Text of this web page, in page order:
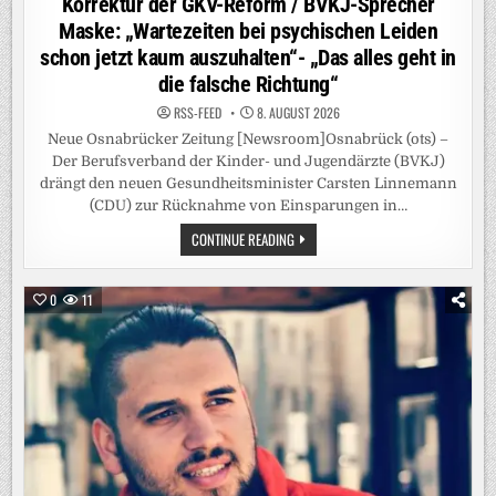
Maske: „Wartezeiten bei psychischen Leiden
schon jetzt kaum auszuhalten“- „Das alles geht in
die falsche Richtung“
RSS-FEED 8. AUGUST 2026
Neue Osnabrücker Zeitung [Newsroom]Osnabrück (ots) –
Der Berufsverband der Kinder- und Jugendärzte (BVKJ)
drängt den neuen Gesundheitsminister Carsten Linnemann
(CDU) zur Rücknahme von Einsparungen in…
CONTINUE READINGKINDERÄRZTE-
VERBAND
DRÄNGT
ZU
KORREKTUR
DER
GKV-
BVKJ-
SPRECHER
MASKE:
„WARTEZEITEN
BEI
PSYCHISCHEN
LEIDEN
SCHON
0 11